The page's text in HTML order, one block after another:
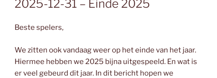
2025-12-31 – Einde 2025
Beste spelers,
We zitten ook vandaag weer op het einde van het jaar.
Hiermee hebben we 2025 bijna uitgespeeld. En wat is
er veel gebeurd dit jaar. In dit bericht hopen we